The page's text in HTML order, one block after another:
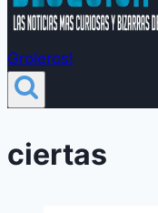
Groleros!
ciertas